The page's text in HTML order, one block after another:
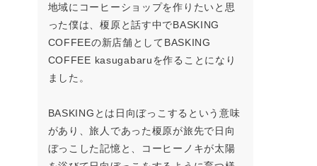
地域にコーヒーショップを作りたいと思
った僕は、榎原と話す中でBASKING
COFFEEの新店舗としてBASKING
COFFEE kasugabaruを作ることになり
ました。
BASKINGとは日向ぼっこするという意味
があり、旅人であった榎原が旅先で日向
ぼっこした記憶と、コーヒーノキが太陽